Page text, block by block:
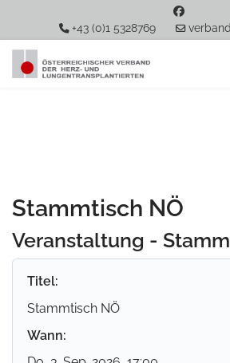
+43 (0)1 5328769
Stammtisch NÖ
Veranstaltung -
Titel:
Stammtisch NÖ
Wann: